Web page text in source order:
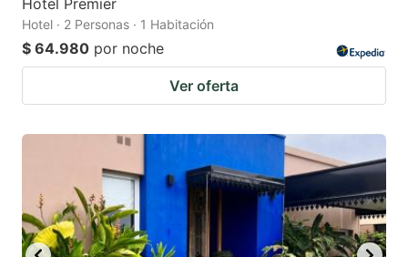
Hotel · 2 Personas · 1 Habitación
$ 64.980 por noche
Ver oferta